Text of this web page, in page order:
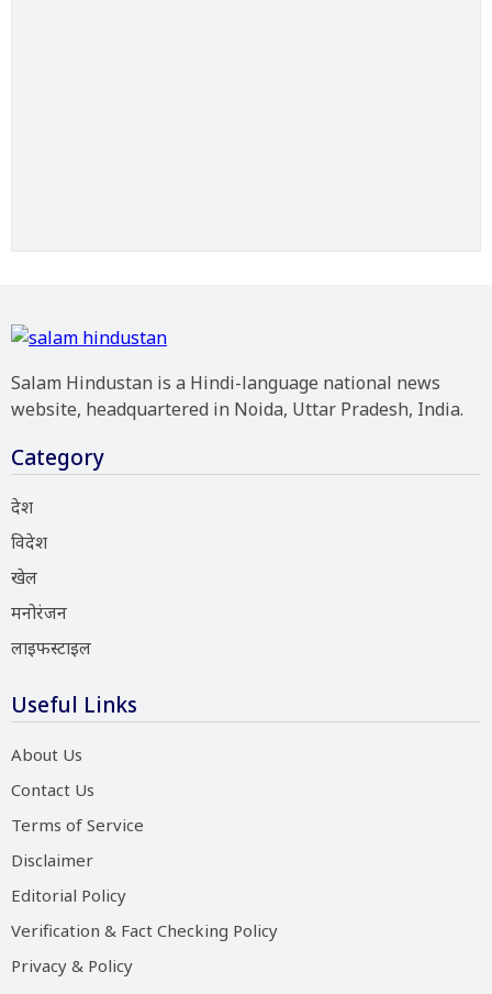
Salam Hindustan is a Hindi-language national news
website, headquartered in Noida, Uttar Pradesh, India.
Category
देश
विदेश
खेल
मनोरंजन
लाइफस्टाइल
Useful Links
About Us
Contact Us
Terms of Service
Disclaimer
Editorial Policy
Verification & Fact Checking Policy
Privacy & Policy